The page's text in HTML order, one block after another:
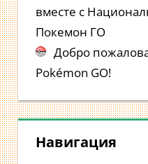
вместе с
Покемон ГО
Добро
Pokémon GO!
Навигация